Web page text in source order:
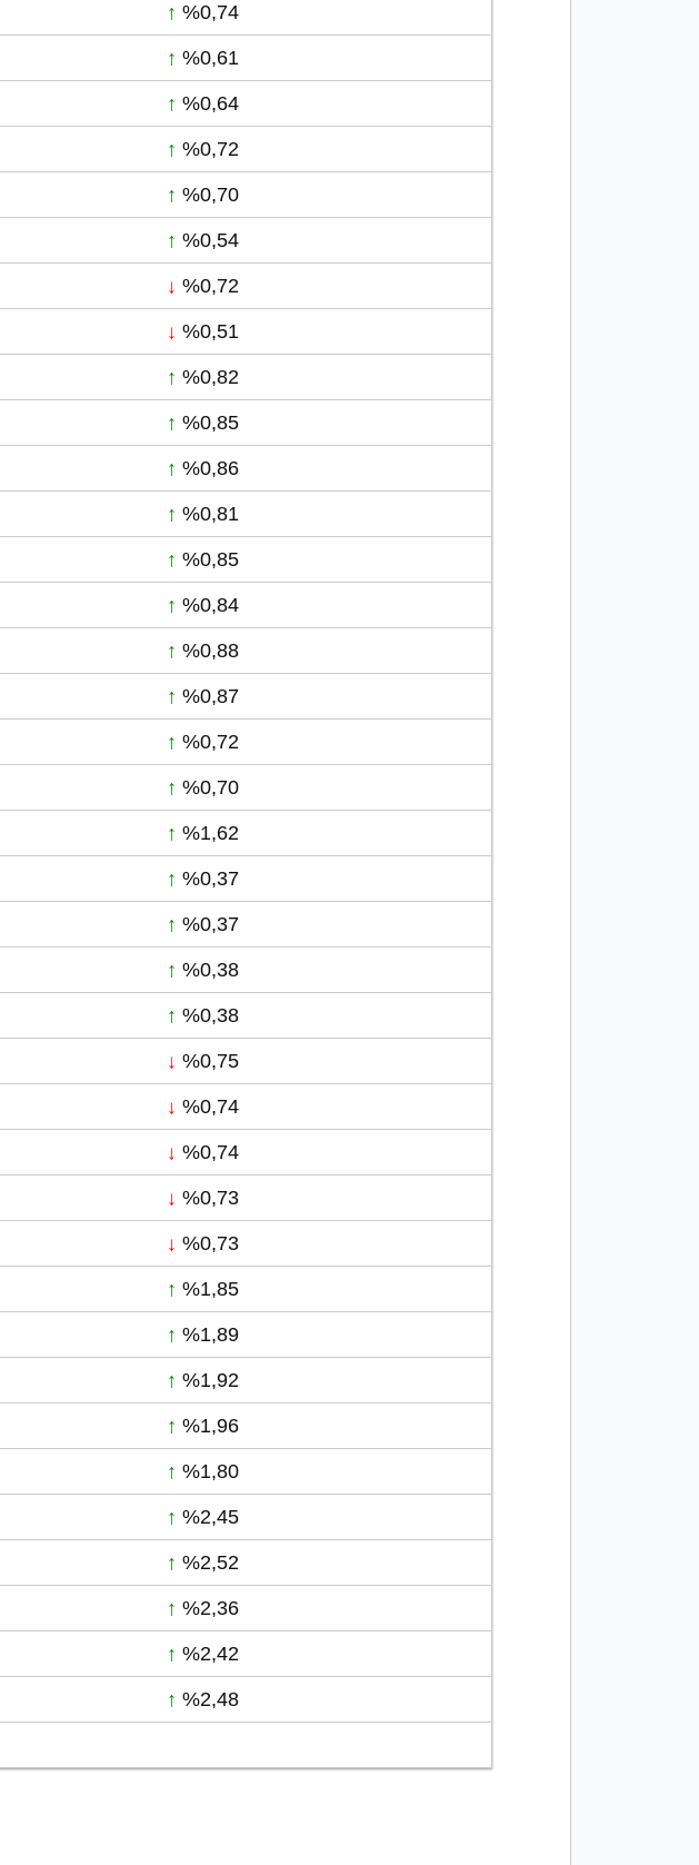
↑ %0,74
↑ %0,61
↑ %0,64
↑ %0,72
↑ %0,70
↑ %0,54
↓ %0,72
↓ %0,51
↑ %0,82
↑ %0,85
↑ %0,86
↑ %0,81
↑ %0,85
↑ %0,84
↑ %0,88
↑ %0,87
↑ %0,72
↑ %0,70
↑ %1,62
↑ %0,37
↑ %0,37
↑ %0,38
↑ %0,38
↓ %0,75
↓ %0,74
↓ %0,74
↓ %0,73
↓ %0,73
↑ %1,85
↑ %1,89
↑ %1,92
↑ %1,96
↑ %1,80
↑ %2,45
↑ %2,52
↑ %2,36
↑ %2,42
↑ %2,48